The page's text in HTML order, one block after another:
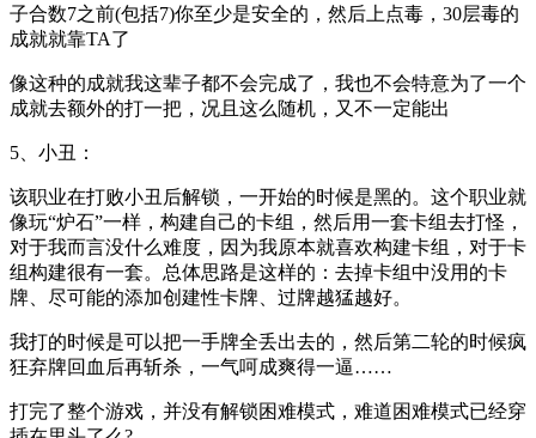
子合数7之前(包括7)你至少是安全的，然后上点毒，30层毒的
成就就靠TA了
像这种的成就我这辈子都不会完成了，我也不会特意为了一个
成就去额外的打一把，况且这么随机，又不一定能出
5、小丑：
该职业在打败小丑后解锁，一开始的时候是黑的。这个职业就
像玩“炉石”一样，构建自己的卡组，然后用一套卡组去打怪，
对于我而言没什么难度，因为我原本就喜欢构建卡组，对于卡
组构建很有一套。总体思路是这样的：去掉卡组中没用的卡
牌、尽可能的添加创建性卡牌、过牌越猛越好。
我打的时候是可以把一手牌全丢出去的，然后第二轮的时候疯
狂弃牌回血后再斩杀，一气呵成爽得一逼……
打完了整个游戏，并没有解锁困难模式，难道困难模式已经穿